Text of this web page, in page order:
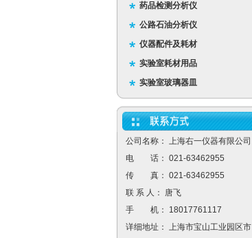
药品检测分析仪
公路石油分析仪
仪器配件及耗材
实验室耗材用品
实验室玻璃器皿
公司名称： 上海右一仪器有限公司
电 话： 021-63462955
传 真： 021-63462955
联 系 人： 唐飞
手 机： 18017761117
详细地址： 上海市宝山工业园区市